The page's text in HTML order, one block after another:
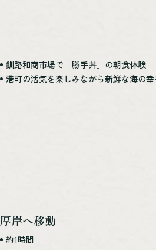
釧路和商市場で「勝手丼」の朝食体験
港町の活気を楽しみながら新鮮な海の
厚岸へ移動
約1時間